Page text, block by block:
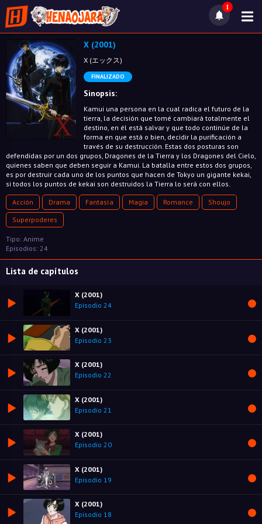
1
X (2001)
X (エックス)
FINALIZADO
Sinopsis:
Kamui una persona en la cual radica el futuro de la
tierra, la decisión que tomé cambiará totalmente el
destino, en él está salvar y que todo continúe de la
forma en que está o bien, decidir la purificación a
través de su destrucción. Estas dos posturas son
defendidas por un dos grupos, Dragones de la Tierra y los Dragones del Cielo,
quienes saben que deben seguir a Kamui. La batalla entre estos dos grupos,
es por destruir cada uno de los puntos que hacen de Tokyo un gigante kekai,
si todos los puntos de kekai son destruidos la Tierra lo será con ellos.
Acción Drama Fantasía Magia Romance
Shoujo
Superpoderes
Tipo: Anime
Episodios: 24
Lista de capítulos
X (2001)
Episodio 24
X (2001)
Episodio 23
X (2001)
Episodio 22
X (2001)
Episodio 21
X (2001)
Episodio 20
X (2001)
Episodio 19
X (2001)
Episodio 18